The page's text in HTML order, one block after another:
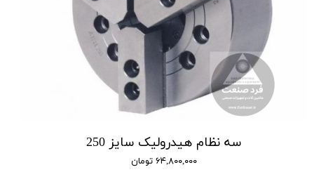
سه نظام هیدرولیک سایز 250
۶۴,۸۰۰,۰۰۰ تومان